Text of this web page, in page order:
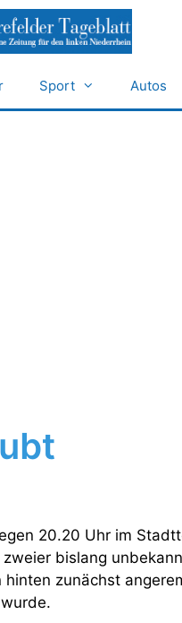
Sport Autos
20.20 Uhr im
bislang
zunächst